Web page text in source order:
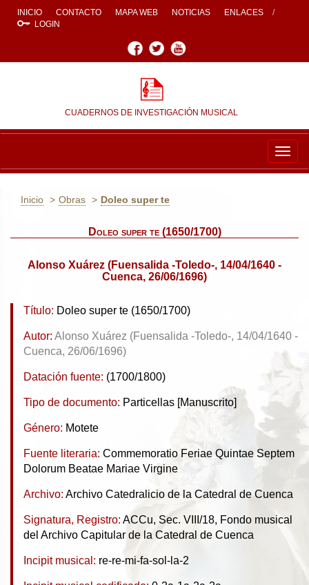
INICIO CONTACTO MAPA WEB NOTICIAS
ENLACES
LOGIN
Facebook
TwitterYoutube
CUADERNOS DE INVESTIGACIÓN MUSICAL
Inicio Obras Doleo super te
Doleo super te (1650/1700)
Alonso Xuárez (Fuensalida -Toledo-, 14/04/1640 -
Cuenca, 26/06/1696)
Título: Doleo super te (1650/1700)
Autor: Alonso Xuárez (Fuensalida -Toledo-, 14/04/1640 -
Cuenca, 26/06/1696)
Datación fuente: (1700/1800)
Tipo de documento: Particellas [Manuscrito]
Género: Motete
Fuente literaria: Commemoratio Feriae Quintae Septem
Dolorum Beatae Mariae Virgine
Archivo: Archivo Catedralicio de la Catedral de Cuenca
Signatura, Registro: ACCu, Sec. VIII/18, Fondo musical
del Archivo Capitular de la Catedral de Cuenca
Incipit musical: re-re-mi-fa-sol-la-2